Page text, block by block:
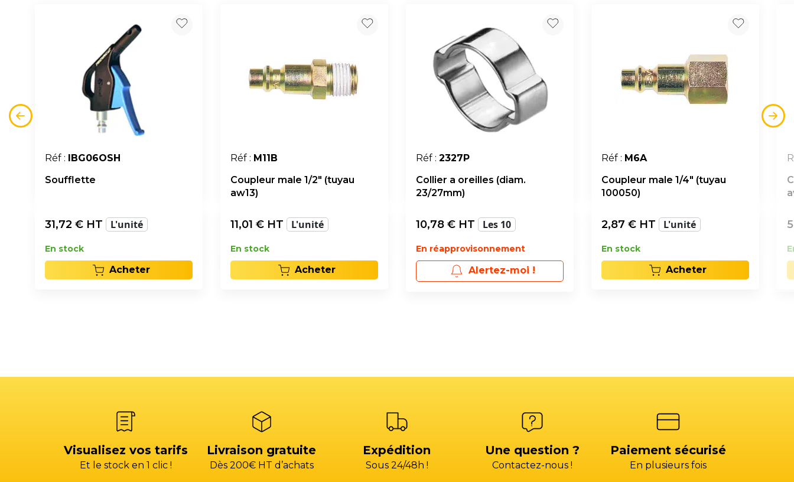
Réf :
IBG06OSH
Soufflette
31,72 € HT L'unité
En stock
Acheter
Réf : M11B
Coupleur male 1/2" (tuyau
aw13)
11,01 € HT L'unité
En stock
Acheter
Réf : 2327P
Collier a oreilles (diam.
23/27mm)
10,78 € HT Les 10
En réapprovisonnement
Alertez-moi !
Réf : M6A
Coupleur male 1/4" (tuyau
100050)
2,87 € HT L'unité
En stock
Acheter
Visualisez vos tarifs
Et le stock en 1 clic !
Livraison gratuite
Dès 200€ HT d’achats
Expédition
Sous 24/48h !
Une question ?
Contactez-nous !
Paiement sécurisé
En plusieurs fois